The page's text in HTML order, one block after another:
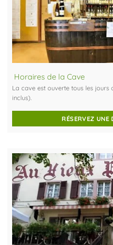
Horaires de la Cave
La cave est ouverte tous les jours
inclus).
RÉSERVEZ UNE